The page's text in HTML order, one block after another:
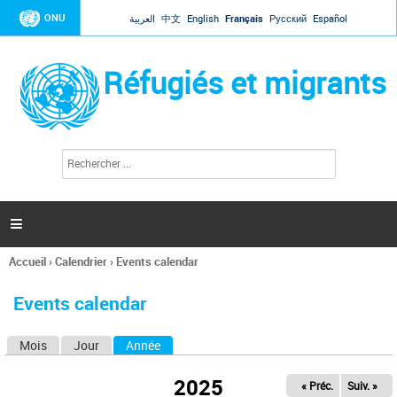
Jump to navigation
ONU العربية 中文 English Français Русский Español
Réfugiés et migrants
l
c
h
e

Vous
ici
Accueil›Calendrier› Events calendar
Events calendar
Mois Jour Année
2025 « Préc. Suiv. »